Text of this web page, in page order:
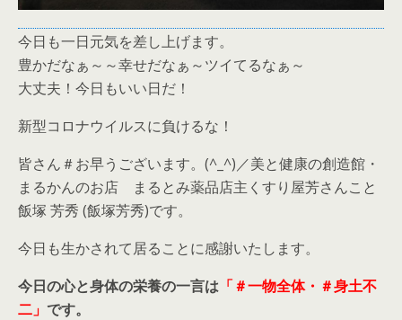
今日も一日元気を差し上げます。
豊かだなぁ～～幸せだなぁ～ツイてるなぁ～
大丈夫！今日もいい日だ！
新型コロナウイルスに負けるな！
皆さん＃お早うございます。(^_^)／美と健康の創造館・
まるかんのお店 まるとみ薬品店主くすり屋芳さんこと
飯塚 芳秀 (飯塚芳秀)です。
今日も生かされて居ることに感謝いたします。
今日の心と身体の栄養の一言は 「＃一物全体・＃身土不
二」 です。